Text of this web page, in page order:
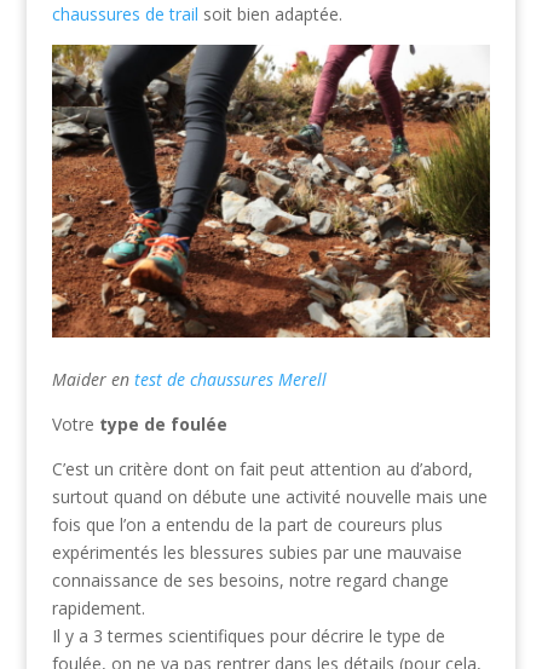
chaussures de trail soit bien adaptée.
Maider en test de chaussures Merell
Votre type de foulée
C’est un critère dont on fait peut attention au d’abord,
surtout quand on débute une activité nouvelle mais une
fois que l’on a entendu de la part de coureurs plus
expérimentés les blessures subies par une mauvaise
connaissance de ses besoins, notre regard change
rapidement.
Il y a 3 termes scientifiques pour décrire le type de
foulée, on ne va pas rentrer dans les détails (pour cela,